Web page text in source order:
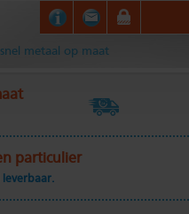
metaal op maat
particulier